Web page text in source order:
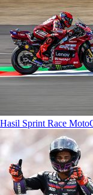
Hasil Sprint Race